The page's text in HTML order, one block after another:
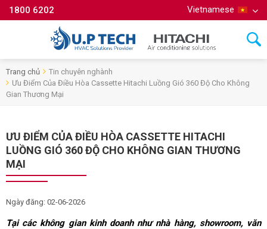
1800 6202 Vietnamese
Trang chủ
Tin chuyên nghành
Ưu Điểm Của Điều Hòa Cassette Hitachi Luồng Gió 360 Độ Cho Không
Gian Thương Mại
ƯU ĐIỂM CỦA ĐIỀU HÒA CASSETTE HITACHI
LUỒNG GIÓ 360 ĐỘ CHO KHÔNG GIAN THƯƠNG
MẠI
Ngày đăng: 02-06-2026
Tại các không gian kinh doanh như nhà hàng, showroom, văn